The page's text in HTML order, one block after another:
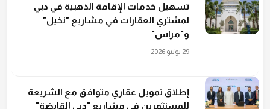
تسهيل خدمات الإقامة الذهبية في دبي
لمشتري العقارات في مشاريع "نخيل"
و"مراس"
29 يونيو 2026
إطلاق تمويل عقاري متوافق مع الشريعة
للمستثمرين في مشاريع "دبي القابضة"